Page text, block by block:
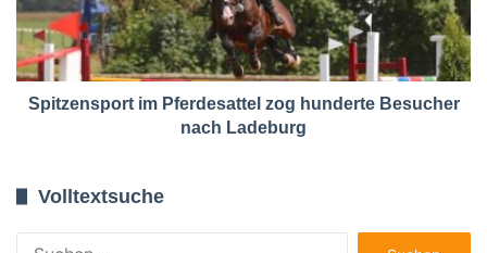
Spitzensport im Pferdesattel zog hunderte Besucher
nach Ladeburg
Volltextsuche